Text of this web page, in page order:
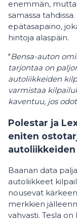
enemmän, mutta
samassa
epätasapaino,
hintoja alaspäin.
"Bensa-auton
tarjontaa on
autoliikkeiden
varmistaa
kaventuu, jos
Polestar ja
eniten
Baanan data
autoliikkeet
nousevat
merkkien
vahvasti. Tesla